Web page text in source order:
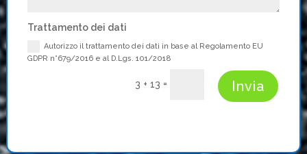
Trattamento dei dati
Autorizzo il trattamento dei dati in base al Regolamento EU
GDPR n°679/2016 e al D.Lgs. 101/2018
3 + 13 = Invia